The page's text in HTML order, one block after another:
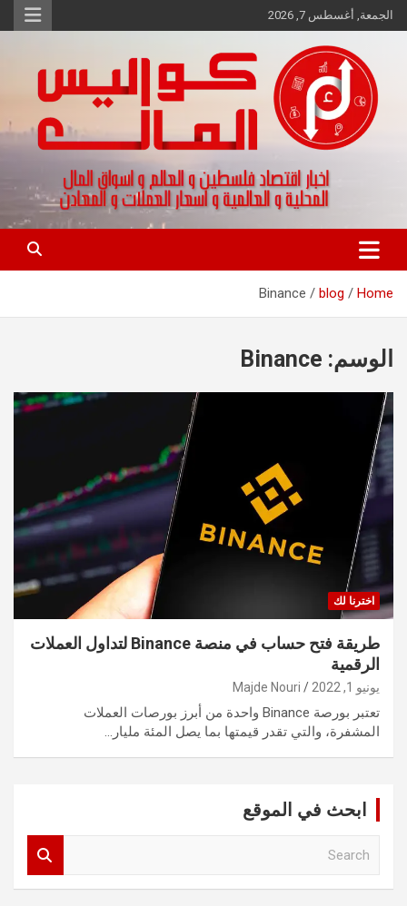
Skip
to
الجمعة, أغسطس 7, 2026
كواليس المال
اخبار اقتصاد فلسطين و العالم و تقارير اسواق المال و العملات
Home
blog
Binance
الوسم: Binance
اخترنا لك
طريقة فتح حساب في منصة Binance لتداول العملات
الرقمية
يونيو 1, 2022 Majde Nouri
تعتبر بورصة Binance واحدة من أبرز بورصات العملات
المشفرة، والتي تقدر قيمتها بما يصل المئة مليار…
ابحث في الموقع